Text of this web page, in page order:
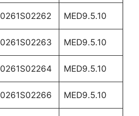
0261S02262 MED9.5.10
0261S02263 MED9.5.10
0261S02264 MED9.5.10
0261S02266 MED9.5.10